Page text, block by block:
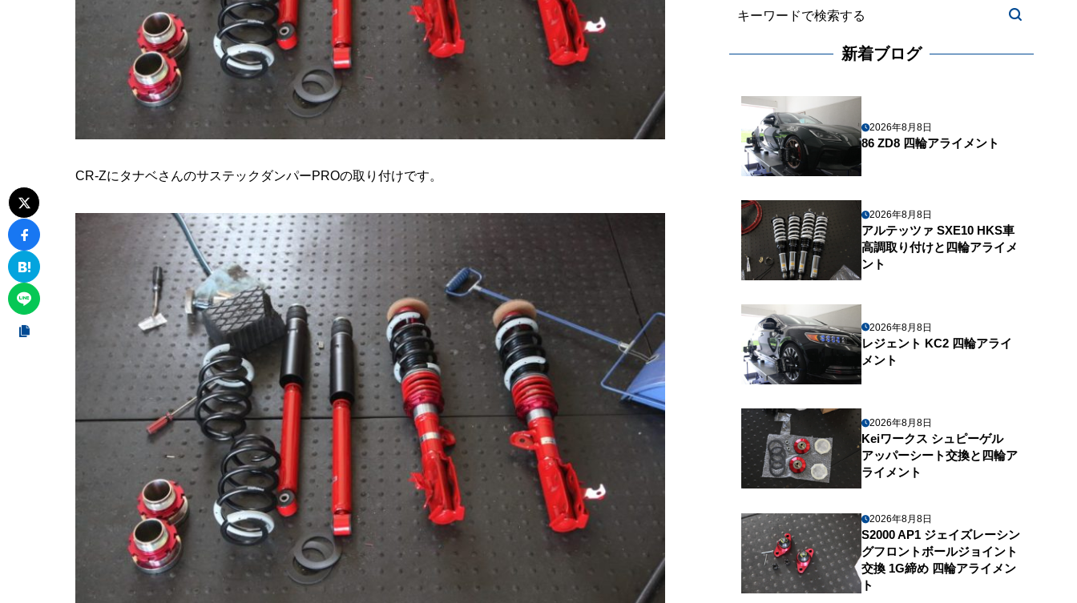
CR-ZにタナベさんのサステックダンパーPROの取り付けです。
新着ブログ
2026年8月8日
86 ZD8 四輪アライメント
2026年8月8日
アルテッツァ SXE10 HKS車
高調取り付けと四輪アライメ
ント
2026年8月8日
レジェント KC2 四輪アライ
メント
2026年8月8日
Keiワークス シュピーゲル
アッパーシート交換と四輪ア
ライメント
2026年8月8日
S2000 AP1 ジェイズレーシン
グフロントボールジョイント
交換 1G締め 四輪アライメン
ト